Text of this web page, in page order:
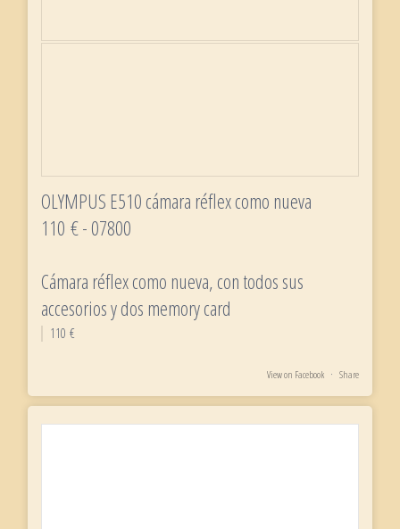
OLYMPUS E510 cámara réflex como nueva
110 € - 07800
Cámara réflex como nueva, con todos sus
accesorios y dos memory card
110 €
View on Facebook · Share